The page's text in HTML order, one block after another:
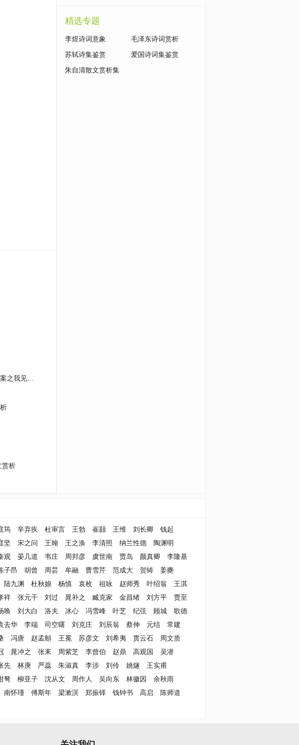
《一出严肃的闹剧——克林顿绯闻案之我见》刘绪贻杂文
赏析
精选专题
李煜诗词意象 毛泽东诗词赏析
苏轼诗集鉴赏 爱国诗词集鉴赏
朱自清散文赏析集
筠 辛弃疾 杜审言 王勃 崔颢 王维 刘长卿
钱起
坚 宋之问 王翰 王之涣 李清照 纳兰性德
陶渊明
观 晏几道 韦庄 周邦彦 虞世南 贾岛 颜真卿
李隆基
子昂 胡曾 周昙 牟融 曹雪芹 范成大 贺铸
姜夔
陆九渊 杜秋娘 杨慎 袁枚 祖咏 赵师秀 叶绍翁
王淇
祥 张元干 刘过 晁补之 臧克家 金昌绪 刘方平
贾至
唤 刘大白 洛夫 冰心 冯雪峰 叶芝 纪弦 顾城
歌德
去华 李端 司空曙 刘克庄 刘辰翁 蔡伸 元结
常建
冯唐 赵孟頫 王冕 苏彦文 刘希夷 贯云石
周文质
晁冲之 张耒 周紫芝 李曾伯 赵鼎 高观国
吴潜
先 林庚 严蕊 朱淑真 李涉 刘伶 姚燧
王实甫
弩 柳亚子 沈从文 周作人 吴向东 林徽因
余秋雨
南怀瑾 傅斯年 梁漱溟 郑振铎 钱钟书 高启
陈师道